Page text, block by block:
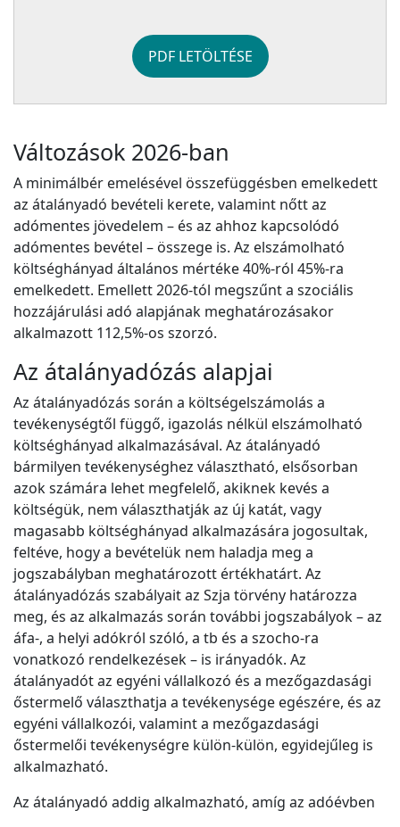
PDF LETÖLTÉSE
Változások 2026-ban
A minimálbér emelésével összefüggésben emelkedett
az átalányadó bevételi kerete, valamint nőtt az
adómentes jövedelem – és az ahhoz kapcsolódó
adómentes bevétel – összege is. Az elszámolható
költséghányad általános mértéke 40%-ról 45%-ra
emelkedett. Emellett 2026-tól megszűnt a szociális
hozzájárulási adó alapjának meghatározásakor
alkalmazott 112,5%-os szorzó.
Az átalányadózás alapjai
Az átalányadózás során a költségelszámolás a
tevékenységtől függő, igazolás nélkül elszámolható
költséghányad alkalmazásával. Az átalányadó
bármilyen tevékenységhez választható, elsősorban
azok számára lehet megfelelő, akiknek kevés a
költségük, nem választhatják az új katát, vagy
magasabb költséghányad alkalmazására jogosultak,
feltéve, hogy a bevételük nem haladja meg a
jogszabályban meghatározott értékhatárt. Az
átalányadózás szabályait az Szja törvény határozza
meg, és az alkalmazás során további jogszabályok – az
áfa-, a helyi adókról szóló, a tb és a szocho-ra
vonatkozó rendelkezések – is irányadók. Az
átalányadót az egyéni vállalkozó és a mezőgazdasági
őstermelő választhatja a tevékenysége egészére, és az
egyéni vállalkozói, valamint a mezőgazdasági
őstermelői tevékenységre külön-külön, egyidejűleg is
alkalmazható.
Az átalányadó addig alkalmazható, amíg az adóévben